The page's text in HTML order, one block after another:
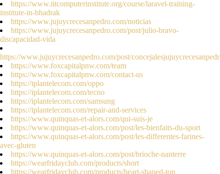
https://www.iitcomputerinstitute.org/course/laravel-training-
institute-in-bhadrak
https://www.jujuycrecesanpedro.com/noticias
https://www.jujuycrecesanpedro.com/post/julio-bravo-
discapacidad-vida
https://www.jujuycrecesanpedro.com/post/
https://www.foxcapitalpnw.com/team
https://www.foxcapitalpnw.com/contact-us
https://iplantelecom.com/oppo
https://iplantelecom.com/tecno
https://iplantelecom.com/samsung
https://iplantelecom.com/repair-and-services
https://www.quinquas-et-alors.com/qui-suis-je
https://www.quinquas-et-alors.com/post/les-bienfaits-du-sport
https://www.quinquas-et-alors.com/post/les-differentes-farines-
avec-gluten
https://www.quinquas-et-alors.com/post/brioche-nanterre
https://wearfridayclub.com/products/short
https://wearfridayclub.com/products/heart-shaped-top